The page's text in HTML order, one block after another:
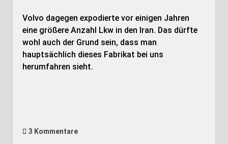
Volvo dagegen expodierte vor einigen Jahren
eine größere Anzahl Lkw in den Iran. Das dürfte
wohl auch der Grund sein, dass man
hauptsächlich dieses Fabrikat bei uns
herumfahren sieht.
3 Kommentare